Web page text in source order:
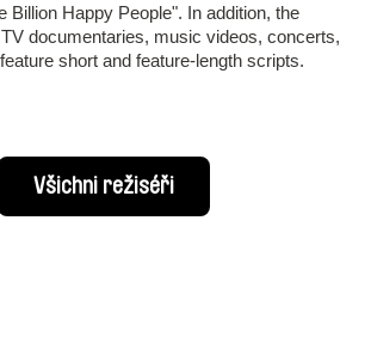
Billion Happy People". In addition, the
documentaries, music videos, concerts,
short and feature-length scripts.
Všichni režiséři